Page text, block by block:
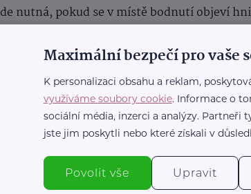
nutná, pokud se v místě bodnutí objeví
hmyzu, které obsahují DEET, picaridin nebo
nejvíce volné pokožky.
další hmyz se často množí ve stojaté vodě,
Maximální bezpečí pro vaše
K personalizaci obsahu a reklam,
využíváme soubory cookie. Informace o
sociální média, inzerci a analýzy.
jste jim poskytli nebo které získali v
Povolit vše Upravit